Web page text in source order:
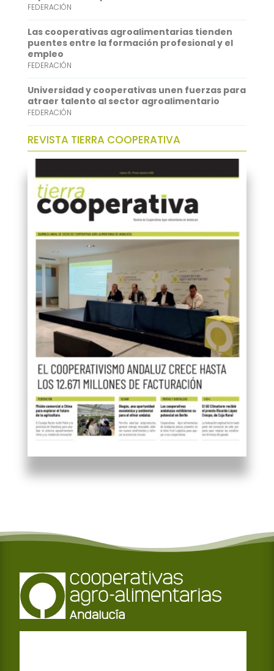
n
FEDERACIÓN
Las cooperativas agroalimentarias tienden
puentes entre la formación profesional y el
empleo
FEDERACIÓN
Universidad y cooperativas unen fuerzas para
atraer talento al sector agroalimentario
FEDERACIÓN
REVISTA TIERRA COOPERATIVA